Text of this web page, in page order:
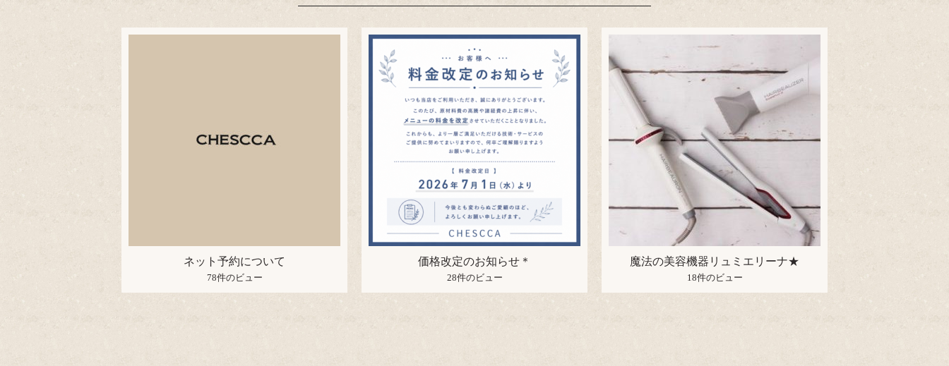
ネット予約について
78件のビュー
価格改定のお知らせ＊
28件のビュー
魔法の美容機器リュミエリーナ★
18件のビュー